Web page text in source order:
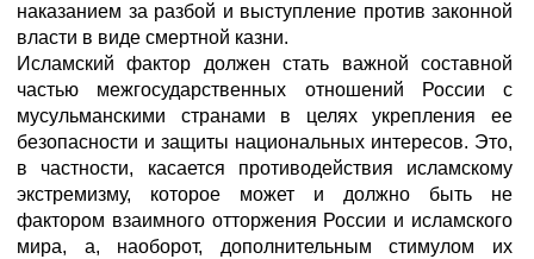
наказанием за разбой и выступление против законной
власти в виде смертной казни.
Исламский фактор должен стать важной составной
частью межгосударственных отношений России с
мусульманскими странами в целях укрепления ее
безопасности и защиты национальных интересов. Это,
в частности, касается противодействия исламскому
экстремизму, которое может и должно быть не
фактором взаимного отторжения России и исламского
мира, а, наоборот, дополнительным стимулом их